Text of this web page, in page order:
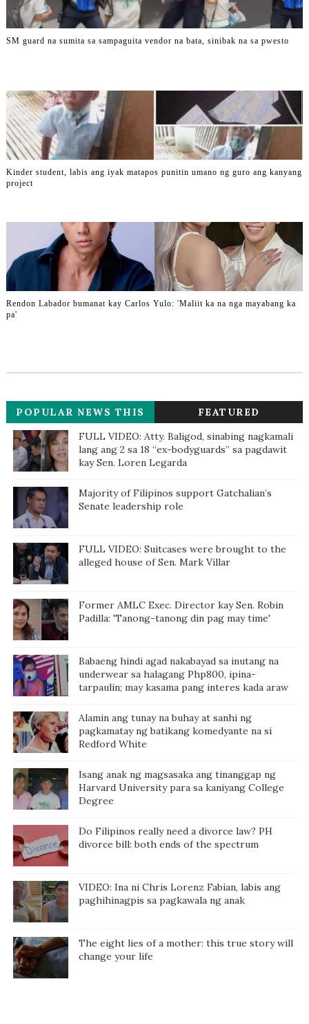
SM guard na sumita sa sampaguita vendor na bata, sinibak na sa pwesto
Kinder student, labis ang iyak matapos punitin umano ng guro ang kanyang
project
Rendon Labador bumanat kay Carlos Yulo: 'Maliit ka na nga mayabang ka
pa'
POPULAR NEWS THIS
WEEK
FEATURED
FULL VIDEO: Atty. Baligod, sinabing nagkamali
lang ang 2 sa 18 “ex-bodyguards” sa pagdawit
kay Sen. Loren Legarda
Majority of Filipinos support Gatchalian’s
Senate leadership role
FULL VIDEO: Suitcases were brought to the
alleged house of Sen. Mark Villar
Former AMLC Exec. Director kay Sen. Robin
Padilla: 'Tanong-tanong din pag may time'
Babaeng hindi agad nakabayad sa inutang na
underwear sa halagang Php800, ipina-
tarpaulin; may kasama pang interes kada araw
Alamin ang tunay na buhay at sanhi ng
pagkamatay ng batikang komedyante na si
Redford White
Isang anak ng magsasaka ang tinanggap ng
Harvard University para sa kaniyang College
Degree
Do Filipinos really need a divorce law? PH
divorce bill: both ends of the spectrum
VIDEO: Ina ni Chris Lorenz Fabian, labis ang
paghihinagpis sa pagkawala ng anak
The eight lies of a mother: this true story will
change your life